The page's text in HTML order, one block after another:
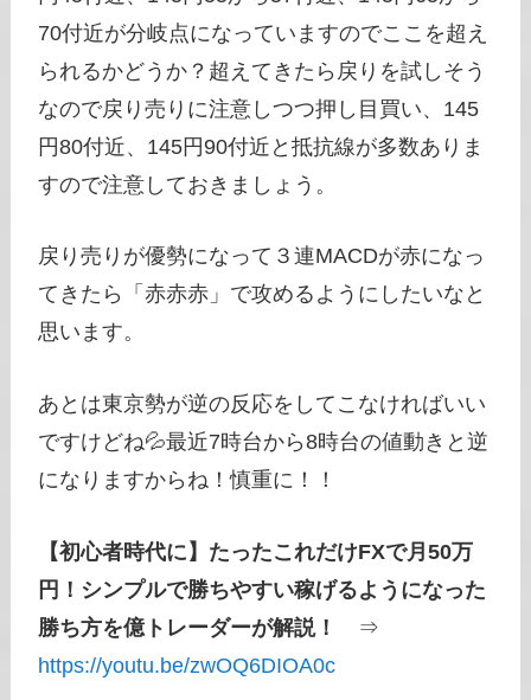
70付近が分岐点になっていますのでここを超え
られるかどうか？超えてきたら戻りを試しそう
なので戻り売りに注意しつつ押し目買い、145
円80付近、145円90付近と抵抗線が多数ありま
すので注意しておきましょう。
戻り売りが優勢になって３連MACDが赤になっ
てきたら「赤赤赤」で攻めるようにしたいなと
思います。
あとは東京勢が逆の反応をしてこなければいい
ですけどね💦最近7時台から8時台の値動きと逆
になりますからね！慎重に！！
【初心者時代に】たったこれだけFXで月50万
円！シンプルで勝ちやすい稼げるようになった
勝ち方を億トレーダーが解説！
⇒
https://youtu.be/zwOQ6DIOA0c